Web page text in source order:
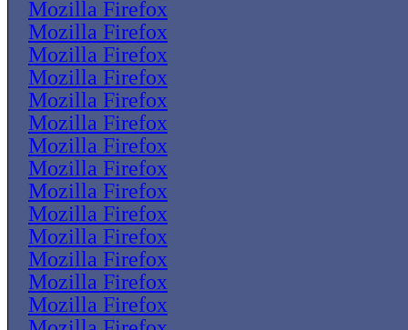
Mozilla Firefox
Mozilla Firefox
Mozilla Firefox
Mozilla Firefox
Mozilla Firefox
Mozilla Firefox
Mozilla Firefox
Mozilla Firefox
Mozilla Firefox
Mozilla Firefox
Mozilla Firefox
Mozilla Firefox
Mozilla Firefox
Mozilla Firefox